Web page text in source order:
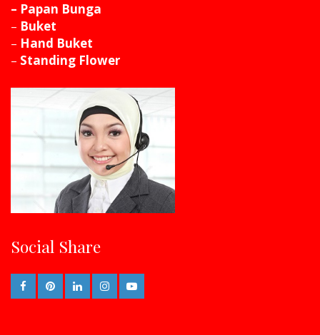
– Papan Bunga
– Buket
– Hand Buket
– Standing Flower
Social Share